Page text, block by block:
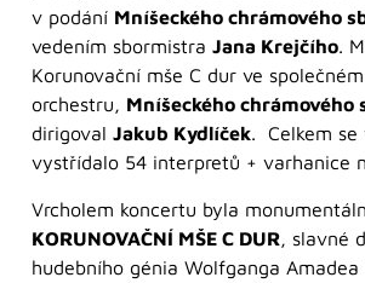
v podání Mníšeckého chrámového
vedením sbormistra Jana Krejčího.
Korunovační mše C dur ve
orchestru, Mníšeckého chrámového
dirigoval Jakub Kydlíček. Celkem se
vystřídalo 54 interpretů + varhanice
Vrcholem koncertu byla
KORUNOVAČNÍ MŠE C DUR, slavné
hudebního génia Wolfganga